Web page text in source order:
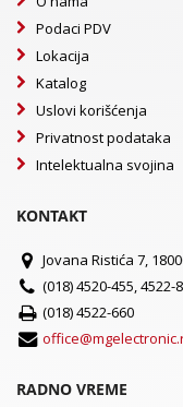
Podaci PDV
Lokacija
Katalog
Uslovi korišćenja
Privatnost podataka
Intelektualna svojina
KONTAKT
Jovana Ristića 7,
(018) 4520-455, 4522-
(018) 4522-660
RADNO VREME